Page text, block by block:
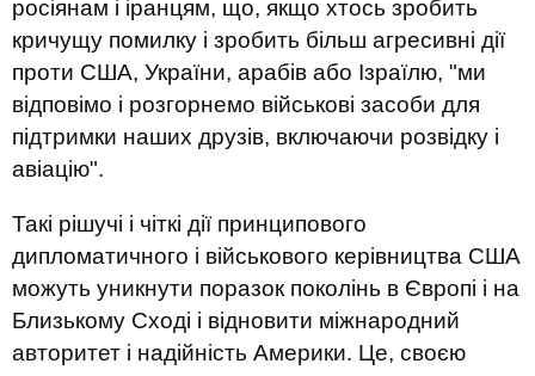
росіянам і іранцям, що, якщо хтось зробить
кричущу помилку і зробить більш агресивні дії
проти США, України, арабів або Ізраїлю, "ми
відповімо і розгорнемо військові засоби для
підтримки наших друзів, включаючи розвідку і
авіацію".
Такі рішучі і чіткі дії принципового
дипломатичного і військового керівництва США
можуть уникнути поразок поколінь в Європі і на
Близькому Сході і відновити міжнародний
авторитет і надійність Америки. Це, своєю